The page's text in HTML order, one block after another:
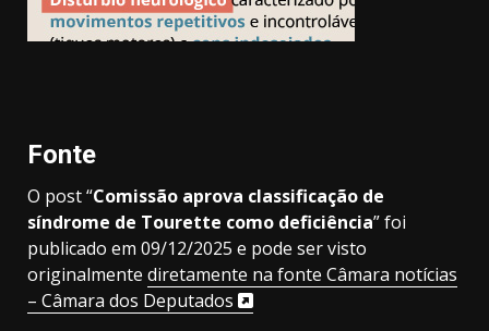
Fonte
O post “Comissão aprova classificação de
síndrome de Tourette como deficiência” foi
publicado em 09/12/2025 e pode ser visto
originalmente diretamente na fonte Câmara notícias
– Câmara dos Deputados